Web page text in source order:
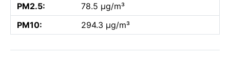
PM2.5:
78.5 µg/m³
PM10:
294.3 µg/m³